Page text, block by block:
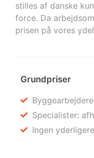
stilles af danske
force. Da
prisen på vores
Grundpriser
Specialister:
Ingen